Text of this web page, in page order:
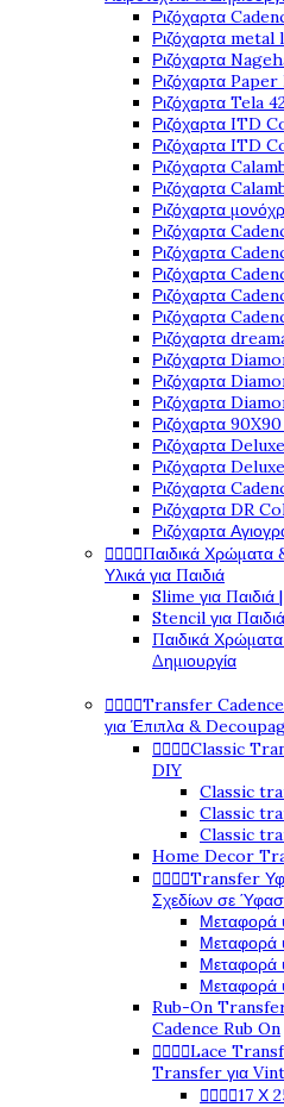
Ριζόχαρτα
Ριζόχαρτα metal
Ριζόχαρτα
Ριζόχαρτα
Ριζόχαρτα Tela
Ριζόχαρτα ITD
Ριζόχαρτα ITD
Ριζόχαρτα
Ριζόχαρτα
Ριζόχαρτα
Ριζόχαρτα
Ριζόχαρτα
Ριζόχαρτα
Ριζόχαρτα
Ριζόχαρτα
Ριζόχαρτα
Ριζόχαρτα
Ριζόχαρτα
Ριζόχαρτα
Ριζόχαρτα 90X90
Ριζόχαρτα
Ριζόχαρτα
Ριζόχαρτα
Ριζόχαρτα DR
Ριζόχαρτα
Παιδικά Χρώματα
Υλικά για Παιδιά
Slime για
Stencil για
Παιδικά
Δημιουργία
Transfer
για Έπιπλα &
Classic
DIY
Classic
Classic
Classic
Home Decor
Transfer
Σχεδίων σε
Μεταφορά
Μεταφορά
Μεταφορά
Μεταφορά
Rub-On
Cadence Rub On
Lace
Transfer για
17 Χ